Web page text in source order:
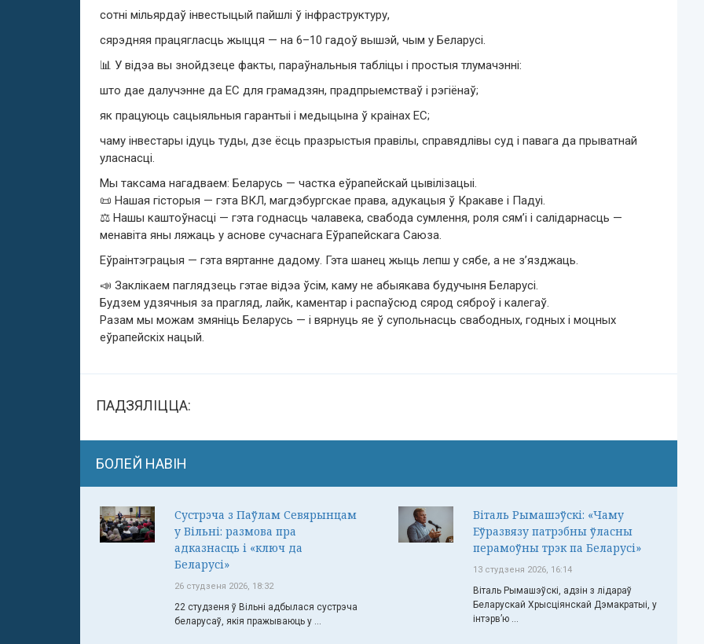
сотні мільярдаў інвестыцый пайшлі ў інфраструктуру,
сярэдняя працягласць жыцця — на 6–10 гадоў вышэй, чым у Беларусі.
📊 У відэа вы знойдзеце факты, параўнальныя табліцы і простыя тлумачэнні:
што дае далучэнне да ЕС для грамадзян, прадпрыемстваў і рэгіёнаў;
як працуюць сацыяльныя гарантыі і медыцына ў краінах ЕС;
чаму інвестары ідуць туды, дзе ёсць празрыстыя правілы, справядлівы суд і павага да прыватнай
уласнасці.
Мы таксама нагадваем: Беларусь — частка еўрапейскай цывілізацыі.
📜 Нашая гісторыя — гэта ВКЛ, магдэбургскае права, адукацыя ў Кракаве і Падуі.
⚖️ Нашы каштоўнасці — гэта годнасць чалавека, свабода сумлення, роля сям’і і салідарнасць —
менавіта яны ляжаць у аснове сучаснага Еўрапейскага Саюза.
Еўраінтэграцыя — гэта вяртанне дадому. Гэта шанец жыць лепш у сябе, а не з’язджаць.
📣 Заклікаем паглядзець гэтае відэа ўсім, каму не абыякава будучыня Беларусі.
Будзем удзячныя за прагляд, лайк, каментар і распаўсюд сярод сяброў і калегаў.
Разам мы можам змяніць Беларусь — і вярнуць яе ў супольнасць свабодных, годных і моцных
еўрапейскіх нацый.
ПАДЗЯЛІЦЦА:
БОЛЕЙ НАВІН
Сустрэча з Паўлам Севярынцам
у Вільні: размова пра
адказнасць і «ключ да
Беларусі»
26 студзеня 2026, 18:32
22 студзеня ў Вільні адбылася сустрэча
беларусаў, якія пражываюць у ...
Віталь Рымашэўскі: «Чаму
Еўразвязу патрэбны ўласны
перамоўны трэк па Беларусі»
13 студзеня 2026, 16:14
Віталь Рымашэўскі, адзін з лідараў
Беларускай Хрысціянскай Дэмакратыі, у
інтэрв’ю ...